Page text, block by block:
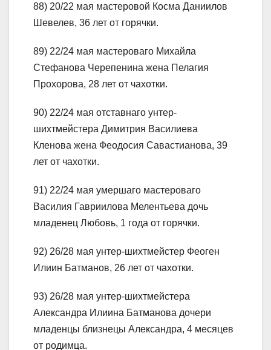
88) 20/22 мая мастеровой Косма Даниилов
Шевелев, 36 лет от горячки.
89) 22/24 мая мастероваго Михайла
Стефанова Черепенина жена Пелагия
Прохорова, 28 лет от чахотки.
90) 22/24 мая отставнаго унтер-
шихтмейстера Димитрия Василиева
Кленова жена Феодосия Савастианова, 39
лет от чахотки.
91) 22/24 мая умершаго мастероваго
Василия Гавриилова Мелентьева дочь
младенец Любовь, 1 года от горячки.
92) 26/28 мая унтер-шихтмейстер Феоген
Илиин Батманов, 26 лет от чахотки.
93) 26/28 мая унтер-шихтмейстера
Александра Илиина Батманова дочери
младенцы близнецы Александра, 4 месяцев
от родимца.